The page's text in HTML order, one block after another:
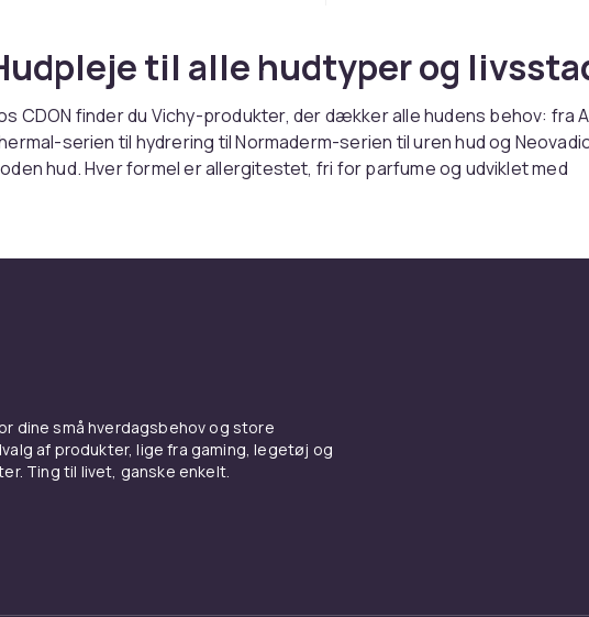
til alle hudtyper og
CDON finder du Vichy-produkter, der dækker alle hudens behov: fra
serien til hydrering til Normaderm-serien til uren hud og
hud. Hver formel er allergitestet, fri for parfume og udviklet med
serummer og
og glødforstærkende effekter :contentReference[oaicite:2]
dine små hverdagsbehov og store
af produkter, lige fra gaming, legetøj og
Ting til livet, ganske enkelt.